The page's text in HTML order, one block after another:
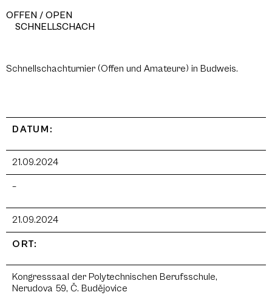
OFFEN / OPEN
SCHNELLSCHACH
Schnellschachturnier (Offen und Amateure) in Budweis.
DATUM:
21.09.2024
–
21.09.2024
ORT:
Kongresssaal der Polytechnischen Berufsschule,
Nerudova 59, Č. Budějovice